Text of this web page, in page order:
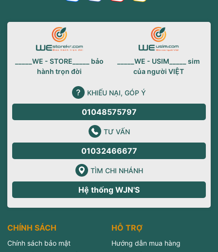
_____WE - STORE_____ bảo
hành trọn đời
_____WE - USIM_____ sim
của người VIỆT
KHIẾU NẠI, GÓP Ý
01048575797
TƯ VẤN
01032466677
TÌM CHI NHÁNH
Hệ thống WJN'S
CHÍNH SÁCH
Chính sách bảo mật
HỖ TRỢ
Hướng dẫn mua hàng